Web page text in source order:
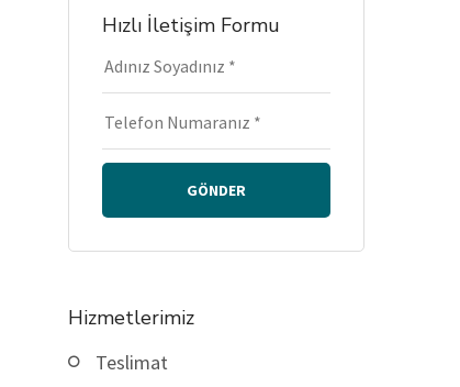
Hızlı İletişim Formu
GÖNDER
Hizmetlerimiz
Teslimat